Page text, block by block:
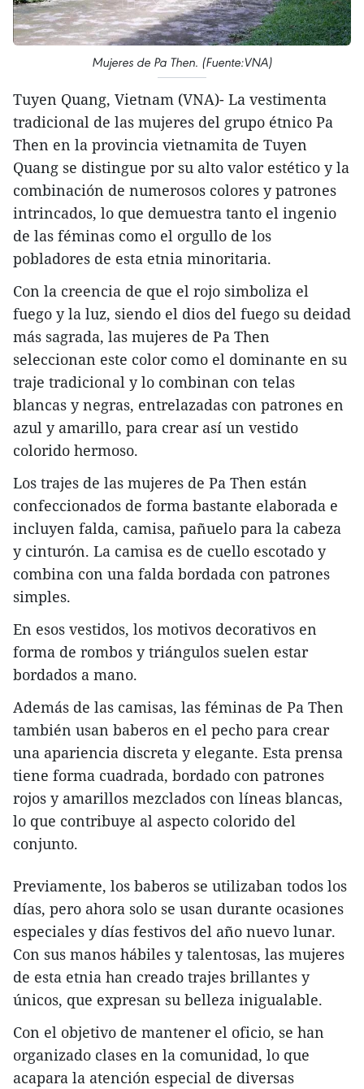
Mujeres de Pa Then. (Fuente:VNA)
Tuyen Quang, Vietnam (VNA)- La vestimenta
tradicional de las mujeres del grupo étnico Pa
Then en la provincia vietnamita de Tuyen
Quang se distingue por su alto valor estético y la
combinación de numerosos colores y patrones
intrincados, lo que demuestra tanto el ingenio
de las féminas como el orgullo de los
pobladores de esta etnia minoritaria.
Con la creencia de que el rojo simboliza el
fuego y la luz, siendo el dios del fuego su deidad
más sagrada, las mujeres de Pa Then
seleccionan este color como el dominante en su
traje tradicional y lo combinan con telas
blancas y negras, entrelazadas con patrones en
azul y amarillo, para crear así un vestido
colorido hermoso.
Los trajes de las mujeres de Pa Then están
confeccionados de forma bastante elaborada e
incluyen falda, camisa, pañuelo para la cabeza
y cinturón. La camisa es de cuello escotado y
combina con una falda bordada con patrones
simples.
En esos vestidos, los motivos decorativos en
forma de rombos y triángulos suelen estar
bordados a mano.
Además de las camisas, las féminas de Pa Then
también usan baberos en el pecho para crear
una apariencia discreta y elegante. Esta prensa
tiene forma cuadrada, bordado con patrones
rojos y amarillos mezclados con líneas blancas,
lo que contribuye al aspecto colorido del
conjunto.
Previamente, los baberos se utilizaban todos los
días, pero ahora solo se usan durante ocasiones
especiales y días festivos del año nuevo lunar.
Con sus manos hábiles y talentosas, las mujeres
de esta etnia han creado trajes brillantes y
únicos, que expresan su belleza inigualable.
Con el objetivo de mantener el oficio, se han
organizado clases en la comunidad, lo que
acapara la atención especial de diversas